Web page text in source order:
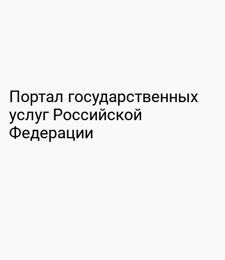
Портал государственных
услуг Российской
Федерации